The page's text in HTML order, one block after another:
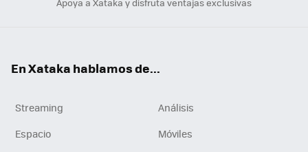
En Xataka hablamos de...
Streaming
Análisis
Espacio
Móviles